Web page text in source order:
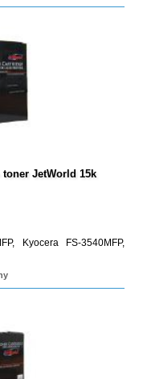
toner JetWorld 15k
Kyocera FS-3540MFP,